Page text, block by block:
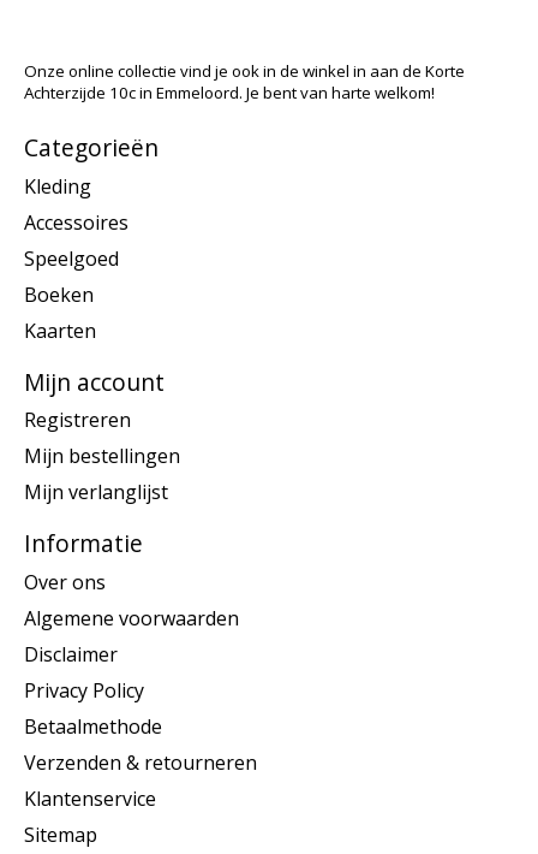
Onze online collectie vind je ook in de winkel in aan de Korte
Achterzijde 10c in Emmeloord. Je bent van harte welkom!
Categorieën
Kleding
Accessoires
Speelgoed
Boeken
Kaarten
Mijn account
Registreren
Mijn bestellingen
Mijn verlanglijst
Informatie
Over ons
Algemene voorwaarden
Disclaimer
Privacy Policy
Betaalmethode
Verzenden & retourneren
Klantenservice
Sitemap